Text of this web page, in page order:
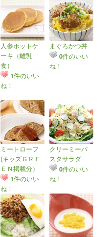
人参ホットケ
ーキ（離乳
食）
1件のいい
ね！
まぐろかつ丼
0件のいい
ね！
ミートローフ
(キッズＧＲＥ
ＥＮ掲載分）
1件のいい
ね！
クリーミーパ
スタサラダ
0件のいい
ね！